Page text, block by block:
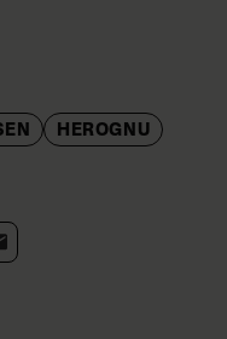
HEROGNU